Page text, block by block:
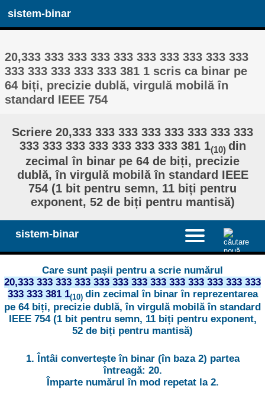
sistem-binar
20,333 333 333 333 333 333 333 333 333 333
333 333 333 333 333 381 1 scris ca binar pe
64 biți, precizie dublă, virgulă mobilă în
standard IEEE 754
Scriere 20,333 333 333 333 333 333 333 333
333 333 333 333 333 333 333 381 1(10) din
zecimal în binar pe 64 de biți, precizie
dublă, în virgulă mobilă în standard IEEE
754 (1 bit pentru semn, 11 biți pentru
exponent, 52 de biți pentru mantisă)
sistem-binar
Care sunt pașii pentru a scrie numărul
20,333 333 333 333 333 333 333 333 333 333 333 333 333
333 333 381 1(10) din zecimal în binar în reprezentarea
pe 64 biți, precizie dublă, în virgulă mobilă în standard
IEEE 754 (1 bit pentru semn, 11 biți pentru exponent,
52 de biți pentru mantisă)
1. Întâi convertește în binar (în baza 2) partea
întreagă: 20.
Împarte numărul în mod repetat la 2.